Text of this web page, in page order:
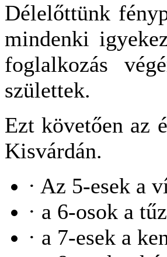
Délelőttünk
mindenki
foglalkozás
születtek.
Ezt követően az
Kisvárdán.
· Az 5-esek a
· a 6-osok a
· a 7-esek a